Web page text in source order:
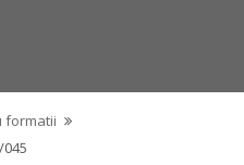
formatii
045